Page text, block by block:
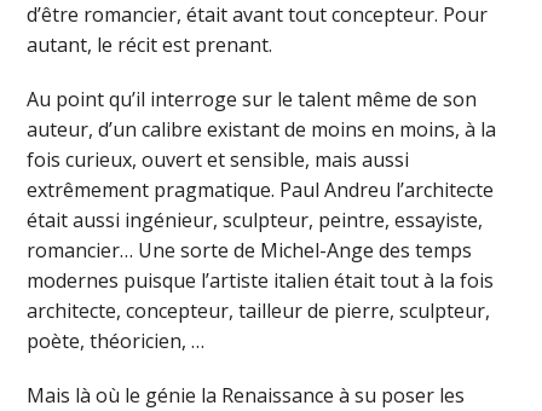
d’être romancier, était avant tout concepteur. Pour
autant, le récit est prenant.
Au point qu’il interroge sur le talent même de son
auteur, d’un calibre existant de moins en moins, à la
fois curieux, ouvert et sensible, mais aussi
extrêmement pragmatique. Paul Andreu l’architecte
était aussi ingénieur, sculpteur, peintre, essayiste,
romancier… Une sorte de Michel-Ange des temps
modernes puisque l’artiste italien était tout à la fois
architecte, concepteur, tailleur de pierre, sculpteur,
poète, théoricien, …
Mais là où le génie la Renaissance à su poser les